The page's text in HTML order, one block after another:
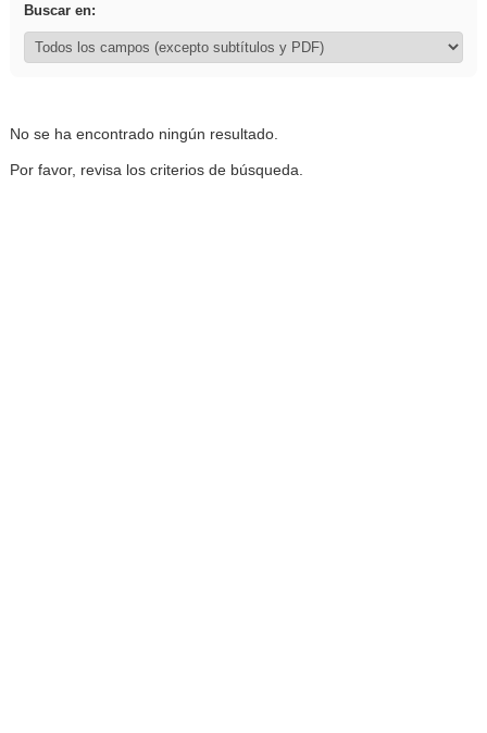
Buscar en:
No se ha encontrado ningún resultado.
Por favor, revisa los criterios de búsqueda.